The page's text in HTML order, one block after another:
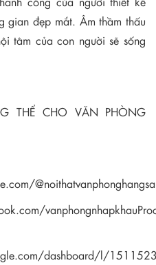
gian đẹp mắt. Âm thầm thấu
tâm của con người sẽ sống
THỂ CHO VĂN PHÒNG
dashboard/l/